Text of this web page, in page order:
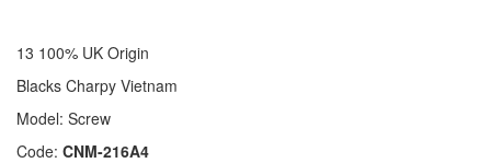
13 100% UK Origin
Blacks Charpy Vietnam
Model: Screw
Code: CNM-216A4